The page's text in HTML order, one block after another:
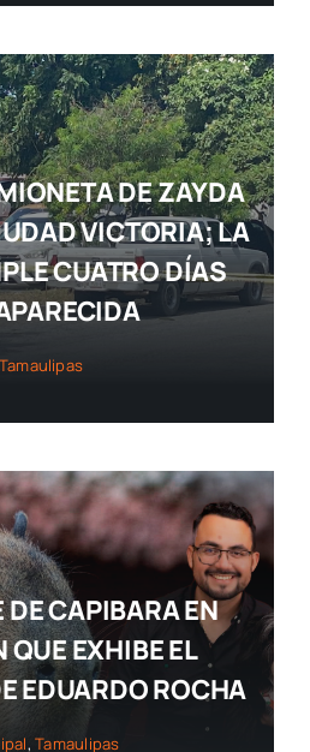
DE ZAYDA
VICTORIA; LA
CUATRO DÍAS
Tamaulipas
DE CAPIBARA EN
EXHIBE EL
EDUARDO ROCHA
,Tamaulipas